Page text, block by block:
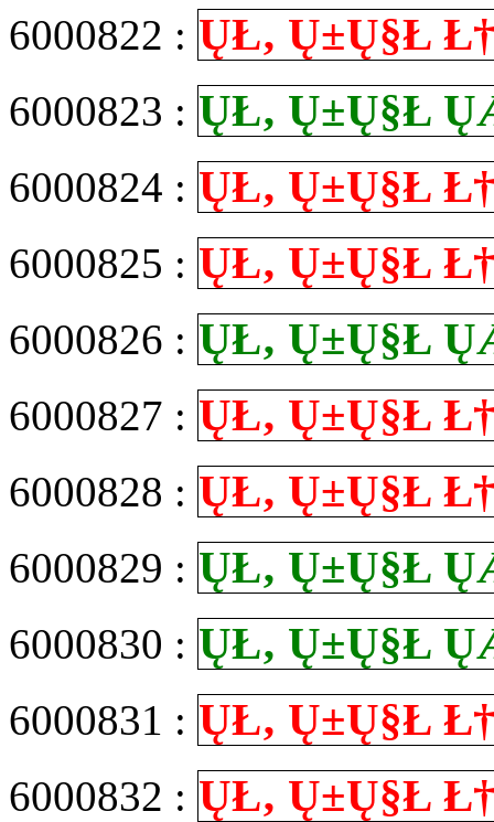
6000822 : Ų­Ł‚ Ų±Ų§Ł
6000823 : Ų­Ł‚ Ų±Ų§Ł
6000824 : Ų­Ł‚ Ų±Ų§Ł
6000825 : Ų­Ł‚ Ų±Ų§Ł
6000826 : Ų­Ł‚ Ų±Ų§Ł
6000827 : Ų­Ł‚ Ų±Ų§Ł
6000828 : Ų­Ł‚ Ų±Ų§Ł
6000829 : Ų­Ł‚ Ų±Ų§Ł
6000830 : Ų­Ł‚ Ų±Ų§Ł
6000831 : Ų­Ł‚ Ų±Ų§Ł
6000832 : Ų­Ł‚ Ų±Ų§Ł